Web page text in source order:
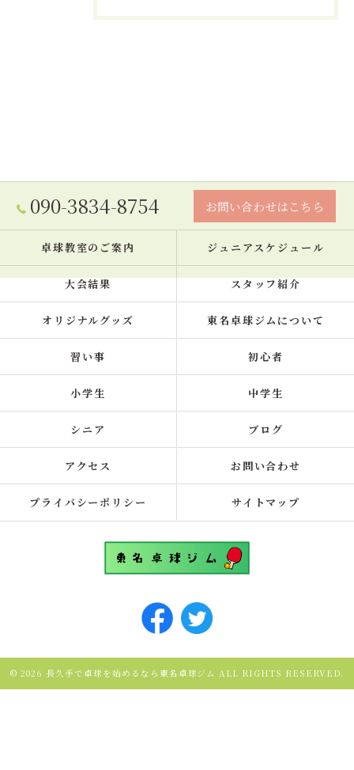
090-3834-8754 お問い合わせはこちら
卓球教室のご案内 ジュニアスケジュール
大会結果 スタッフ紹介
オリジナルグッズ 東名卓球ジムについて
習い事 初心者
小学生 中学生
シニア ブログ
アクセス お問い合わせ
プライバシーポリシー サイトマップ
© 2026 長久手で卓球を始めるなら東名卓球ジム ALL RIGHTS RESERVED.